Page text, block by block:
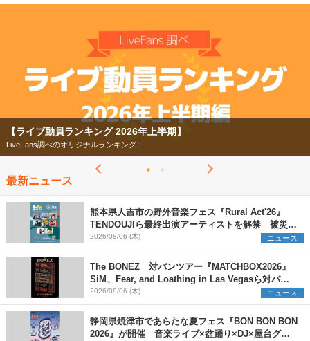
【ライブ動員ランキング 2026年上半期】
LiveFans調べのオリジナルランキング！
最新ニュース
熊本県人吉市の野外音楽フェス『Rural Act'26』
TENDOUJIら最終出演アーティストを解禁 被災地
支援プロジェクトの始動も発表
2026/08/06 (木) ニュース
The BONEZ 対バンツアー『MATCHBOX2026』
SiM、Fear, and Loathing in Las Vegasら対バン
アーティストを一斉解禁
2026/08/06 (木) ニュース
静岡県焼津市であらたな夏フェス『BON BON BON
2026』が開催 音楽ライブ×盆踊り×DJ×屋台グル